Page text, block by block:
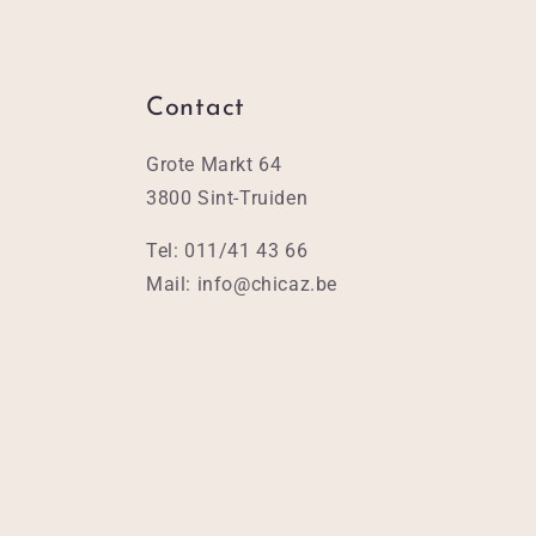
Contact
Grote Markt 64
3800 Sint-Truiden
Tel: 011/41 43 66
Mail: info@chicaz.be